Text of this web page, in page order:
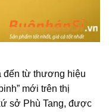
đến từ thương hiệu
mới trên thị
sở Phù Tang, được